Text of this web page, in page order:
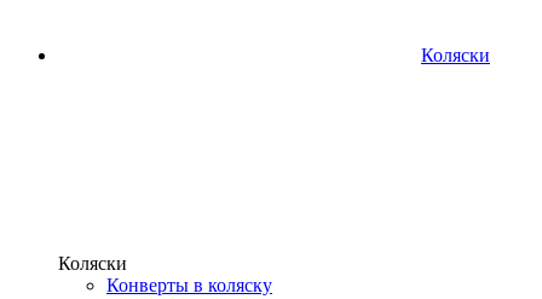
Коляски
Коляски
Конверты в коляску